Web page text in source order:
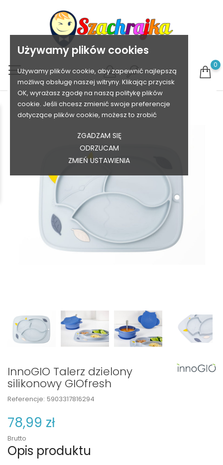
Używamy plików cookies
Używamy plików cookie, aby zapewnić najlepszą
możliwą obsługę naszej witryny. Klikając przycisk
OK, wyrażasz zgodę na naszą politykę plików
cookie. Jeśli chcesz zmienić swoje preferencje
dotyczące plików cookie, możesz to zrobić
ZGADZAM SIĘ
ODRZUCAM
ZMIEŃ USTAWIENIA
0
InnoGIO Talerz dzielony
silikonowy GIOfresh
Referencje: 5903317816294
78,99 zł
Brutto
Opis produktu